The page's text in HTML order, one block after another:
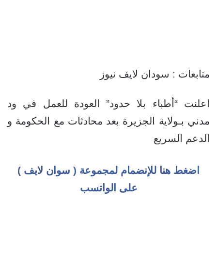
متابعات : سودان لايف نيوز
اعلنت “أطباء بلا حدود” العودة للعمل في ود
مدني بـولاية الجزيرة بعد محادثات مع الحكومة و
الدعم السريع
اضغط هنا للإنضمام لمجموعة ( سوان لايف )
على الواتسب